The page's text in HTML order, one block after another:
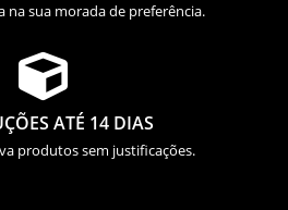
na sua morada de preferência.

ATÉ 14 DIAS
produtos sem justificações.